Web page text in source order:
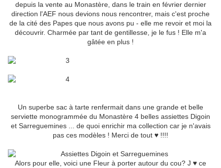
depuis la vente au Monastère, dans le train en février dernier
direction l'AEF nous devions nous rencontrer, mais c'est proche
de la cité des Papes que nous avons pu - elle me revoir et moi la
découvrir. Charmée par tant de gentillesse, je le fus ! Elle m'a
gâtée en plus !
Un superbe sac à tarte renfermait dans une grande et belle
serviette monogrammée du Monastère 4 belles assiettes Digoin
et Sarreguemines ... de quoi enrichir ma collection car je n'avais
pas ces modèles ! Merci de tout ♥ !!!!
Alors pour elle, voici une Fleur à porter autour du cou? J ♥ ce